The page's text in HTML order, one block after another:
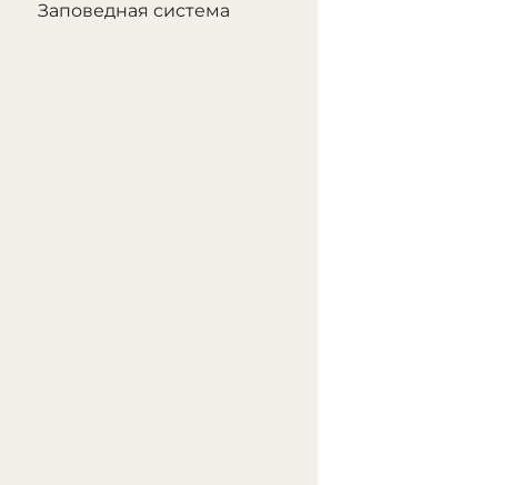
Заповедная система